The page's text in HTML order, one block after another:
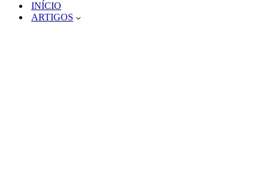
INÍCIO
ARTIGOS